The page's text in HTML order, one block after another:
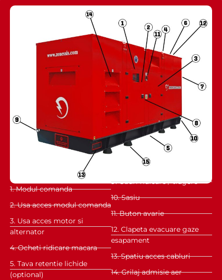
1. Modul comanda
2. Usa acces modul comanda
3. Usa acces motor si
alternator
4. Ocheti ridicare macara
5. Tava retentie lichide
(optional)
9. Gauri ridicare / tragere
10. Sasiu
11. Buton avarie
12. Clapeta evacuare gaze
esapament
13. Spatiu acces cabluri
14. Grilaj admisie aer